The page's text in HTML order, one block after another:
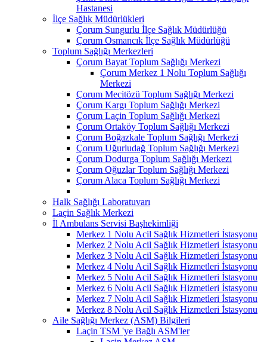
Hastanesi
İlçe Sağlık Müdürlükleri
Çorum Sungurlu İlçe Sağlık Müdürlüğü
Çorum Osmancık İlçe Sağlık Müdürlüğü
Toplum Sağlığı Merkezleri
Çorum Bayat Toplum Sağlığı Merkezi
Çorum Merkez 1 Nolu Toplum Sağlığı
Merkezi
Çorum Mecitözü Toplum Sağlığı Merkezi
Çorum Kargı Toplum Sağlığı Merkezi
Çorum Laçin Toplum Sağlığı Merkezi
Çorum Ortaköy Toplum Sağlığı Merkezi
Çorum Boğazkale Toplum Sağlığı Merkezi
Çorum Uğurludağ Toplum Sağlığı Merkezi
Çorum Dodurga Toplum Sağlığı Merkezi
Çorum Oğuzlar Toplum Sağlığı Merkezi
Çorum Alaca Toplum Sağlığı Merkezi
Halk Sağlığı Laboratuvarı
Laçin Sağlık Merkezi
İl Ambulans Servisi Başhekimliği
Merkez 1 Nolu Acil Sağlık Hizmetleri İstasyonu
Merkez 2 Nolu Acil Sağlık Hizmetleri İstasyonu
Merkez 3 Nolu Acil Sağlık Hizmetleri İstasyonu
Merkez 4 Nolu Acil Sağlık Hizmetleri İstasyonu
Merkez 5 Nolu Acil Sağlık Hizmetleri İstasyonu
Merkez 6 Nolu Acil Sağlık Hizmetleri İstasyonu
Merkez 7 Nolu Acil Sağlık Hizmetleri İstasyonu
Merkez 8 Nolu Acil Sağlık Hizmetleri İstasyonu
Aile Sağlığı Merkez (ASM) Bilgileri
Laçin TSM 'ye Bağlı ASM'ler